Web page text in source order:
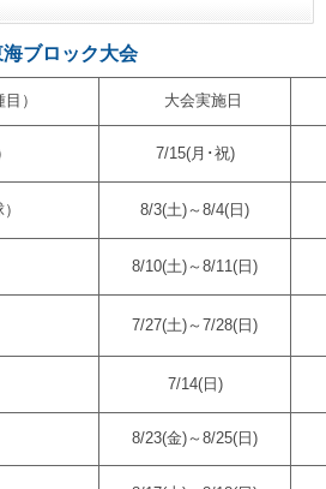
ブロック大会
） 大会実施日
7/15(月･祝)
8/3(土)～8/4(日)
8/10(土)～8/11(日)
7/27(土)～7/28(日)
7/14(日)
8/23(金)～8/25(日)